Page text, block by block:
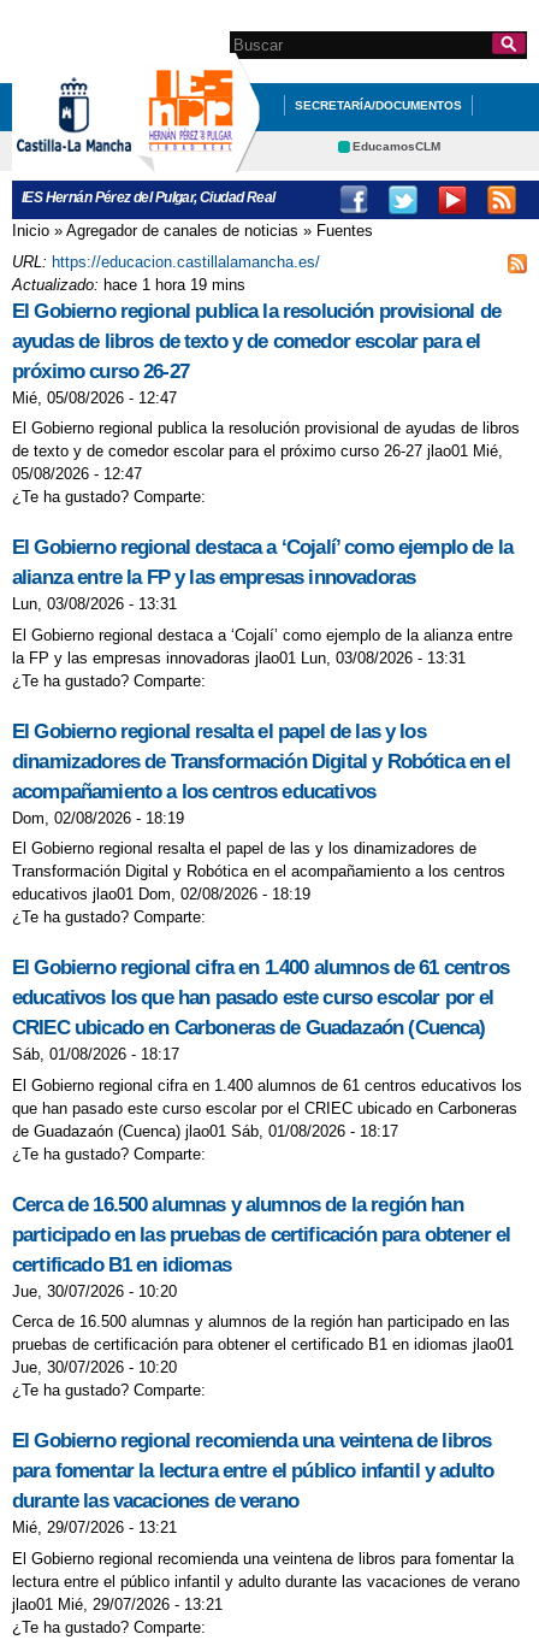
contenido
principal
Formulario de
búsqueda
Search this site
SECRETARÍA/DOCUMENTOS
PROFESORADO ALUMNADO
CONTACTA CON NOSOTROS
EducamosCLM
Educación Cultura
Deportes
IES Hernán Pérez del Pulgar, Ciudad Real
Se encuentra usted aquí
Inicio » Agregador de canales de noticias » Fuentes
URL: https://educacion.castillalamancha.es/
Actualizado: hace 1 hora 19 mins
El Gobierno regional publica la resolución provisional de
ayudas de libros de texto y de comedor escolar para el
próximo curso 26-27
Mié, 05/08/2026 - 12:47
El Gobierno regional publica la resolución provisional de ayudas de libros
de texto y de comedor escolar para el próximo curso 26-27 jlao01 Mié,
05/08/2026 - 12:47
¿Te ha gustado? Comparte:
El Gobierno regional destaca a ‘Cojalí’ como ejemplo de la
alianza entre la FP y las empresas innovadoras
Lun, 03/08/2026 - 13:31
El Gobierno regional destaca a ‘Cojalí’ como ejemplo de la alianza entre
la FP y las empresas innovadoras jlao01 Lun, 03/08/2026 - 13:31
¿Te ha gustado? Comparte:
El Gobierno regional resalta el papel de las y los
dinamizadores de Transformación Digital y Robótica en el
acompañamiento a los centros educativos
Dom, 02/08/2026 - 18:19
El Gobierno regional resalta el papel de las y los dinamizadores de
Transformación Digital y Robótica en el acompañamiento a los centros
educativos jlao01 Dom, 02/08/2026 - 18:19
¿Te ha gustado? Comparte:
El Gobierno regional cifra en 1.400 alumnos de 61 centros
educativos los que han pasado este curso escolar por el
CRIEC ubicado en Carboneras de Guadazaón (Cuenca)
Sáb, 01/08/2026 - 18:17
El Gobierno regional cifra en 1.400 alumnos de 61 centros educativos los
que han pasado este curso escolar por el CRIEC ubicado en Carboneras
de Guadazaón (Cuenca) jlao01 Sáb, 01/08/2026 - 18:17
¿Te ha gustado? Comparte:
Cerca de 16.500 alumnas y alumnos de la región han
participado en las pruebas de certificación para obtener el
certificado B1 en idiomas
Jue, 30/07/2026 - 10:20
Cerca de 16.500 alumnas y alumnos de la región han participado en las
pruebas de certificación para obtener el certificado B1 en idiomas jlao01
Jue, 30/07/2026 - 10:20
¿Te ha gustado? Comparte:
El Gobierno regional recomienda una veintena de libros
para fomentar la lectura entre el público infantil y adulto
durante las vacaciones de verano
Mié, 29/07/2026 - 13:21
El Gobierno regional recomienda una veintena de libros para fomentar la
lectura entre el público infantil y adulto durante las vacaciones de verano
jlao01 Mié, 29/07/2026 - 13:21
¿Te ha gustado? Comparte: